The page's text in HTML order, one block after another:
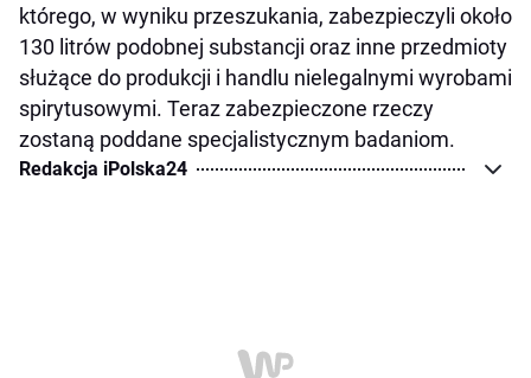
którego, w wyniku przeszukania, zabezpieczyli około
130 litrów podobnej substancji oraz inne przedmioty
służące do produkcji i handlu nielegalnymi wyrobami
spirytusowymi. Teraz zabezpieczone rzeczy
zostaną poddane specjalistycznym badaniom.
Redakcja iPolska24